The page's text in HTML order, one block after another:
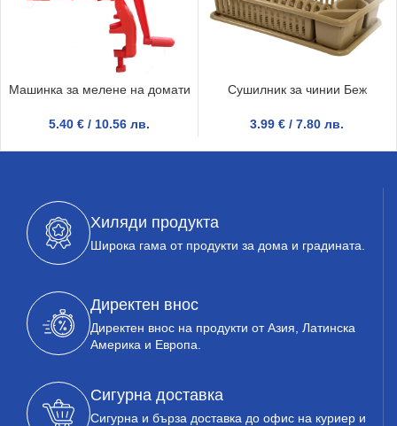
Машинка за мелене на домати
5.40 € / 10.56 лв.
Сушилник за чинии Беж
3.99 € / 7.80 лв.
Хиляди продукта
Широка гама от продукти за дома и градината.
Директен внос
Директен внос на продукти от Азия, Латинска
Америка и Европа.
Сигурна доставка
Сигурна и бърза доставка до офис на куриер и